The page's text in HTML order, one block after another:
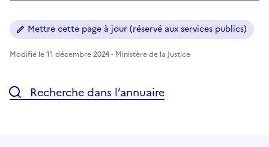
Mettre cette page à jour (réservé aux services publics)
Modifié le 11 décembre 2024 - Ministère de la Justice
Recherche dans l’annuaire